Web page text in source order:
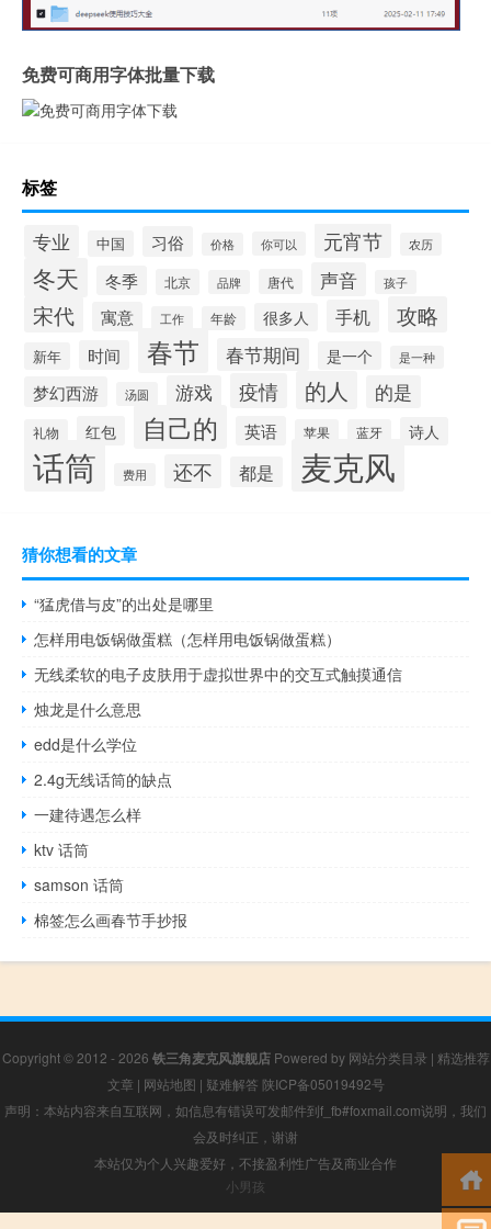
免费可商用字体批量下载
标签
专业 中国 习俗 价格 你可以 元宵节 农历
冬天 冬季 北京 品牌 唐代 声音 孩子
宋代 寓意 工作 年龄 很多人 手机 攻略
新年 时间 春节 春节期间 是一个 是一种
梦幻西游 汤圆 游戏 疫情 的人 的是
礼物 红包 自己的 英语 苹果 蓝牙 诗人
话筒 费用 还不 都是 麦克风
猜你想看的文章
“猛虎借与皮”的出处是哪里
怎样用电饭锅做蛋糕（怎样用电饭锅做蛋糕）
无线柔软的电子皮肤用于虚拟世界中的交互式触摸通信
烛龙是什么意思
edd是什么学位
2.4g无线话筒的缺点
一建待遇怎么样
ktv 话筒
samson 话筒
棉签怎么画春节手抄报
Copyright © 2012 - 2026 铁三角麦克风旗舰店Powered by 网站分类目录 | 精选推荐
文章 | 网站地图 | 疑难解答 陕ICP备05019492号
声明：本站内容来自互联网，如信息有错误可发邮件到f_fb#foxmail.com说明，我们
会及时纠正，谢谢
本站仅为个人兴趣爱好，不接盈利性广告及商业合作
小男孩